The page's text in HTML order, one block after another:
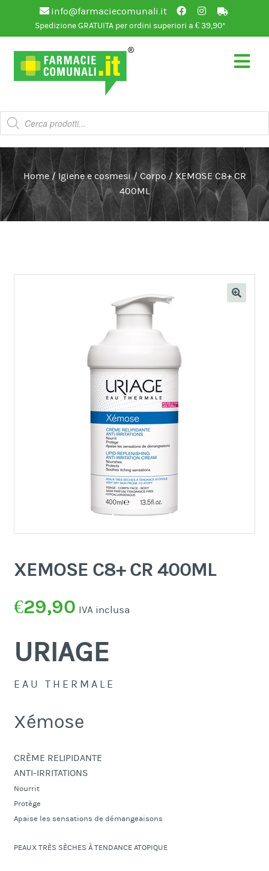
info@farmaciecomunali.it
Spedizione GRATUITA per ordini superiori a € 39,90*
Vai
alla
navigazione
Vai
al
contenuto
Products
search
Home / Igiene e cosmesi / Corpo / XEMOSE C8+ CR
400ML
XEMOSE C8+ CR 400ML
€29,90 IVA inclusa
URIAGE
E A U T H E R M A L E
Xémose
CRÈME RELIPIDANTE
ANTI-IRRITATIONS
Nourrit
Protège
Apaise les sensations de démangeaisons
PEAUX TRÈS SÈCHES À TENDANCE ATOPIQUE